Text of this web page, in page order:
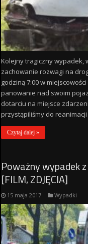
Kolejny tragiczny wypadek,
zachowanie rozwagi na
godziną 7:00 w
panowanie nad swoim
dotarciu na miejsce
przystąpiliśmy do reanimacji
Czytaj dalej »
Poważny wypadek
[FILM, ZDJĘCIA]
15 maja 2017 Wypadki